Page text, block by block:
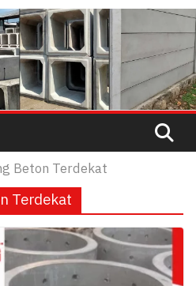
Beton Terdekat
Terdekat